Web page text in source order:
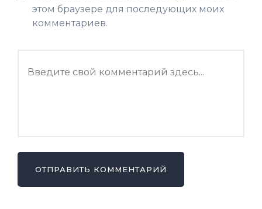
этом браузере для последующих моих
комментариев.